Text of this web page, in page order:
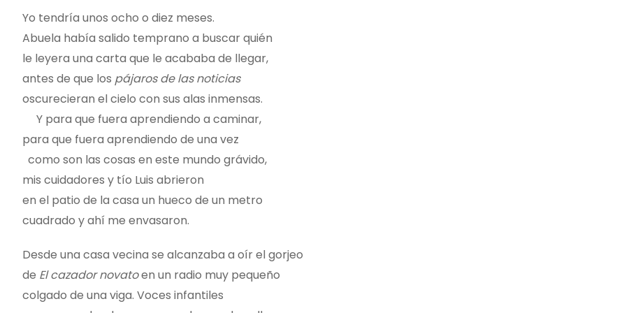
Yo tendría unos ocho o diez meses.
Abuela había salido temprano a buscar quién
le leyera una carta que le acababa de llegar,
antes de que los pájaros de las noticias
oscurecieran el cielo con sus alas inmensas.
Y para que fuera aprendiendo a caminar,
para que fuera aprendiendo de una vez
como son las cosas en este mundo grávido,
mis cuidadores y tío Luis abrieron
en el patio de la casa un hueco de un metro
cuadrado y ahí me envasaron.
Desde una casa vecina se alcanzaba a oír el gorjeo
de El cazador novatoen un radio muy pequeño
colgado de una viga. Voces infantiles